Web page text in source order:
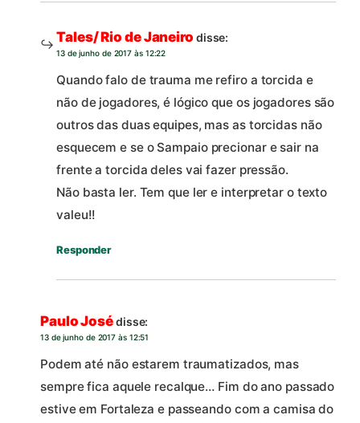
Tales/ Rio de Janeiro disse:
13 de junho de 2017 às 12:22
Quando falo de trauma me refiro a torcida e
não de jogadores, é lógico que os jogadores​ são
outros das duas equipes, mas as torcidas não
esquecem e se o Sampaio precionar e sair na
frente a torcida deles vai fazer pressão.
Não basta ler. Tem que ler e interpretar o texto
valeu!!
Responder
Paulo Josédisse:
13 de junho de 2017 às 12:51
Podem até não estarem traumatizados, mas
sempre fica aquele recalque… Fim do ano passado
estive em Fortaleza e passeando com a camisa do